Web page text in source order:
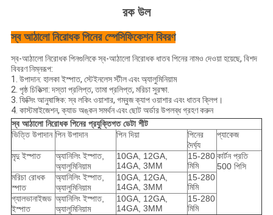
রক উল
স্ব আঠালো নিরোধক পিনের স্পেসিফিকেশন বিবরণ
স্ব-আঠালো নিরোধক পিনগুলিকে স্ব-আঠালো নিরোধক ধাতব পিনের নামও দেওয়া হয়েছে, বিশদ
বিবরণ নিম্নরূপ:
1. উপাদান: হালকা ইস্পাত, স্টেইনলেস স্টীল এবং অ্যালুমিনিয়াম
2. পৃষ্ঠ চিকিত্সা: দস্তা প্রলিপ্ত, তামা প্রলিপ্ত, মরিচা সুরক্ষা.
3. ফিক্সিং আনুষাঙ্গিক: স্ব লকিং ওয়াশার, গম্বুজ ক্যাপ ওয়াশার এবং ধাতব ক্লিপ।
4. কাস্টমাইজেশন, ক্যাড অঙ্কন সমর্থন এবং ছোট অর্ডার উপলব্ধ গ্রহণ করুন
স্ব আঠালো নিরোধক পিনের প্রযুক্তিগত ডেটা শীট
ভিত্তি উপাদান পিন উপাদান পিন দিয়া
পিনের
দৈর্ঘ্য
প্যাকেজ
মৃদু ইস্পাত
অ্যানিলিং ইস্পাত,
অ্যালুমিনিয়াম
10GA, 12GA,
14GA, 3MM
15-280
মিমি
কার্টন প্রতি
500 পিসি
মরিচা রোধক
স্পাত
অ্যানিলিং ইস্পাত,
অ্যালুমিনিয়াম
10GA, 12GA,
14GA, 3MM
15-280
মিমি
গ্যালভানাইজড
ইস্পাত
অ্যানিলিং ইস্পাত,
অ্যালুমিনিয়াম
10GA, 12GA,
14GA, 3MM
15-280
মিমি